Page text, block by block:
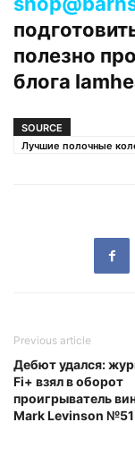
полезно
блога
SOURCE
Лучшие полочные
Previous article
Дебют удался:
Fi+ взял в оборот
проигрыватель
Mark Levinson